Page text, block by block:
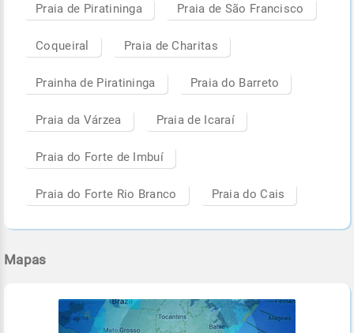
Praia de Piratininga Praia de São Francisco
Coqueiral Praia de Charitas
Prainha de Piratininga Praia do Barreto
Praia da Várzea Praia de Icaraí
Praia do Forte de Imbuí
Praia do Forte Rio Branco Praia do Cais
Mapas